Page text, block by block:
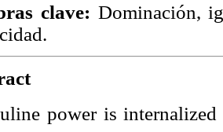
clave: Dominación,
power is internalized